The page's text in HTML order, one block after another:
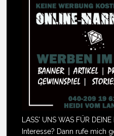
LASS' UNS WAS FÜR
Interesse? Dann rufe mich